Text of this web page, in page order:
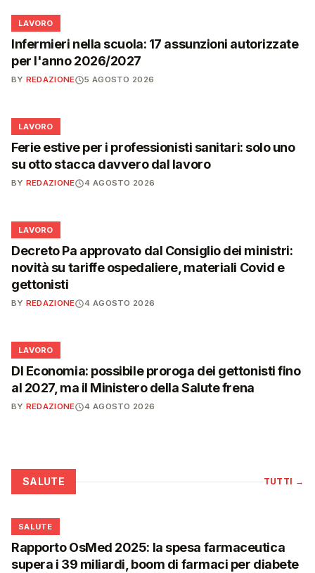
💼
LAVORO
Infermieri nella scuola: 17 assunzioni autorizzate
per l'anno 2026/2027
BY REDAZIONE 5 AGOSTO 2026
💼
LAVORO
Ferie estive per i professionisti sanitari: solo uno
su otto stacca davvero dal lavoro
BY REDAZIONE 4 AGOSTO 2026
💼
LAVORO
Decreto Pa approvato dal Consiglio dei ministri:
novità su tariffe ospedaliere, materiali Covid e
gettonisti
BY REDAZIONE 4 AGOSTO 2026
💼
LAVORO
Dl Economia: possibile proroga dei gettonisti fino
al 2027, ma il Ministero della Salute frena
BY REDAZIONE 4 AGOSTO 2026
SALUTE TUTTI →
❤️
SALUTE
Rapporto OsMed 2025: la spesa farmaceutica
supera i 39 miliardi, boom di farmaci per diabete